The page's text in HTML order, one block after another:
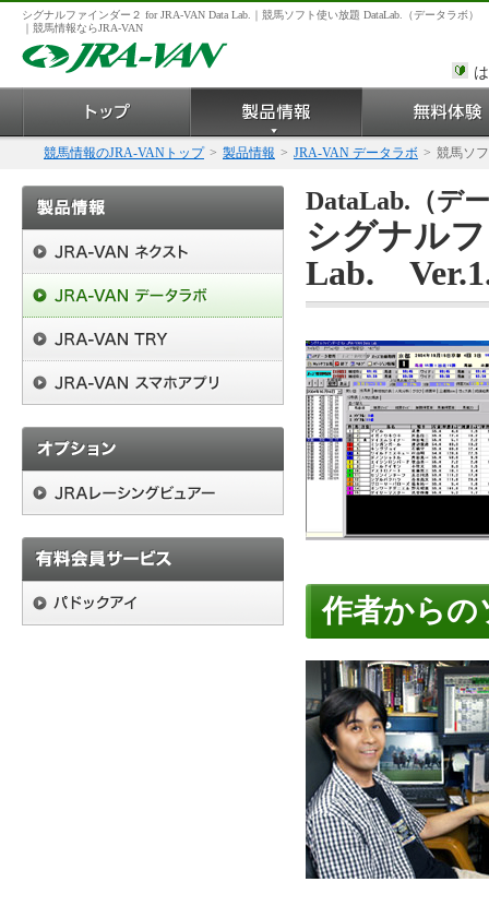
シグナルファインダー２ for JRA-VAN Data Lab.｜競馬ソフト使い放題 DataLab.（データラボ）
｜競馬情報ならJRA-VAN
競馬情報のJRA-VANトップ > 製品情報 > JRA-VAN データラボ > 競馬ソ
DataLab.（デ
シグナル
Lab.
作者からの